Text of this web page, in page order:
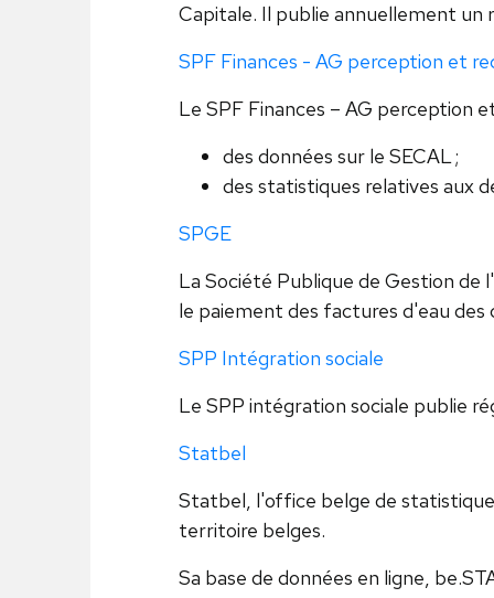
Capitale. Il publie annuellement un
SPF Finances - AG perception et
Le SPF Finances – AG perception
des données sur le SECAL ;
des statistiques relatives aux
SPGE
La Société Publique de Gestion de
le paiement des factures d'eau
SPP Intégration sociale
Le SPP intégration sociale publie
Statbel
Statbel, l'office belge de
territoire belges.
Sa base de données en ligne,